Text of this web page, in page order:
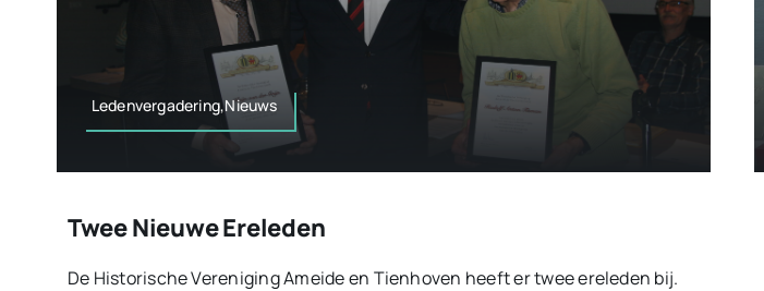
Ledenvergadering,Nieuws
Twee Nieuwe Ereleden
De Historische Vereniging Ameide en Tienhoven heeft er twee ereleden bij.